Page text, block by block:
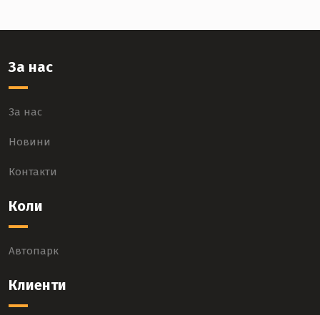
За нас
За нас
Новини
Контакти
Коли
Автопарк
Клиенти